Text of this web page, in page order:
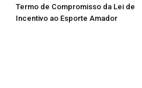
Termo de Compromisso da Lei de
Incentivo ao Esporte Amador